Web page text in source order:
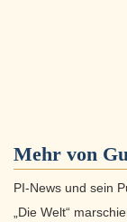
Mehr von
PI-News und sein
„Die Welt“